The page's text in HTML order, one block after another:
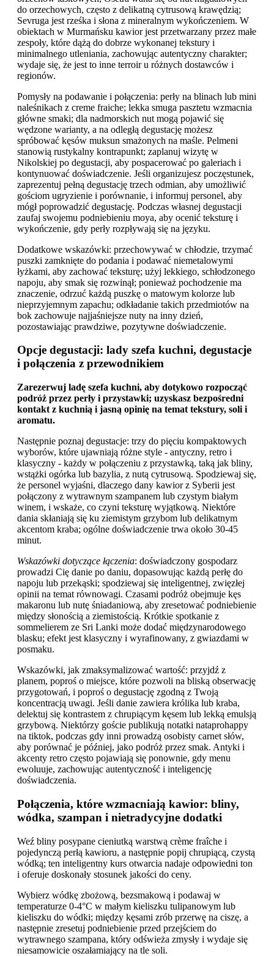
do orzechowych, często z delikatną cytrusową krawędzią;
Sevruga jest rześka i słona z mineralnym wykończeniem. W
obiektach w Murmańsku kawior jest przetwarzany przez małe
zespoły, które dążą do dobrze wykonanej tekstury i
minimalnego utleniania, zachowując autentyczny charakter;
wydaje się, że jest to inne terroir u różnych dostawców i
regionów.
Pomysły na podawanie i połączenia: perły na blinach lub mini
naleśnikach z creme fraiche; lekka smuga pasztetu wzmacnia
główne smaki; dla nadmorskich nut mogą pojawić się
wędzone warianty, a na odległą degustację możesz
spróbować kęsów muksun smażonych na maśle. Pelmeni
stanowią rustykalny kontrapunkt; zaplanuj wizytę w
Nikolskiej po degustacji, aby pospacerować po galeriach i
kontynuować doświadczenie. Jeśli organizujesz poczęstunek,
zaprezentuj pełną degustację trzech odmian, aby umożliwić
gościom ugryzienie i porównanie, i informuj personel, aby
mógł poprowadzić degustację. Podczas własnej degustacji
zaufaj swojemu podniebieniu moya, aby ocenić teksturę i
wykończenie, gdy perły rozpływają się na języku.
Dodatkowe wskazówki: przechowywać w chłodzie, trzymać
puszki zamknięte do podania i podawać niemetalowymi
łyżkami, aby zachować teksturę; użyj lekkiego, schłodzonego
napoju, aby smak się rozwinął; ponieważ pochodzenie ma
znaczenie, odrzuć każdą puszkę o matowym kolorze lub
nieprzyjemnym zapachu; odkładanie takich przedmiotów na
bok zachowuje najjaśniejsze nuty na inny dzień,
pozostawiając prawdziwe, pozytywne doświadczenie.
Opcje degustacji: lady szefa kuchni, degustacje
i połączenia z przewodnikiem
Zarezerwuj ladę szefa kuchni, aby dotykowo rozpocząć
podróż przez perły i przystawki; uzyskasz bezpośredni
kontakt z kuchnią i jasną opinię na temat tekstury, soli i
aromatu.
Następnie poznaj degustacje: trzy do pięciu kompaktowych
wyborów, które ujawniają różne style - antyczny, retro i
klasyczny - każdy w połączeniu z przystawką, taką jak bliny,
wstążki ogórka lub bazylia, z nutą cytrusową. Spodziewaj się,
że personel wyjaśni, dlaczego dany kawior z Syberii jest
połączony z wytrawnym szampanem lub czystym białym
winem, i wskaże, co czyni teksturę wyjątkową. Niektóre
dania skłaniają się ku ziemistym grzybom lub delikatnym
akcentom kraba; ogólne doświadczenie trwa około 30-45
minut.
Wskazówki dotyczące łączenia: doświadczony gospodarz
prowadzi Cię danie po daniu, dopasowując każdą perłę do
napoju lub przekąski; spodziewaj się inteligentnej, zwięzłej
opinii na temat równowagi. Czasami podróż obejmuje kęs
makaronu lub nutę śniadaniową, aby zresetować podniebienie
między słonością a ziemistością. Krótkie spotkanie z
sommelierem ze Sri Lanki może dodać międzynarodowego
blasku; efekt jest klasyczny i wyrafinowany, z gwiazdami w
posmaku.
Wskazówki, jak zmaksymalizować wartość: przyjdź z
planem, poproś o miejsce, które pozwoli na bliską obserwację
przygotowań, i poproś o degustację zgodną z Twoją
koncentracją uwagi. Jeśli danie zawiera królika lub kraba,
delektuj się kontrastem z chrupiącym kęsem lub lekką emulsją
grzybową. Niektórzy goście publikują notatki nataprohappy
na tiktok, podczas gdy inni prowadzą osobisty carnet słów,
aby porównać je później, jako podróż przez smak. Antyki i
akcenty retro często pojawiają się ponownie, gdy menu
ewoluuje, zachowując autentyczność i inteligencję
doświadczenia.
Połączenia, które wzmacniają kawior: bliny,
wódka, szampan i nietradycyjne dodatki
Weź bliny posypane cieniutką warstwą crème fraîche i
pojedynczą perłą kawioru, a następnie popij chrupiącą, czystą
wódką; ten inteligentny kurs otwarcia nadaje odpowiedni ton
i oferuje doskonały stosunek jakości do ceny.
Wybierz wódkę zbożową, bezsmakową i podawaj w
temperaturze 0-4°C w małym kieliszku tulipanowym lub
kieliszku do wódki; między kęsami zrób przerwę na ciszę, a
następnie zresetuj podniebienie przed przejściem do
wytrawnego szampana, który odświeża zmysły i wydaje się
niesamowicie oszałamiający na tle soli.